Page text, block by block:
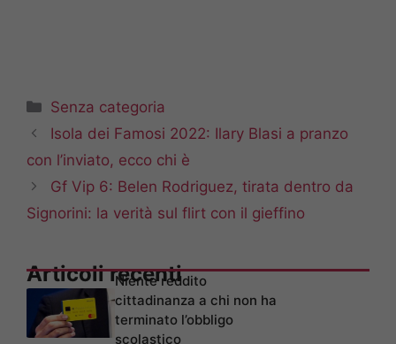
Categorie
Senza categoria
Isola dei Famosi 2022: Ilary Blasi a pranzo
con l’inviato, ecco chi è
Gf Vip 6: Belen Rodriguez, tirata dentro da
Signorini: la verità sul flirt con il gieffino
Articoli recenti
Niente reddito
cittadinanza a chi non ha
terminato l’obbligo
scolastico